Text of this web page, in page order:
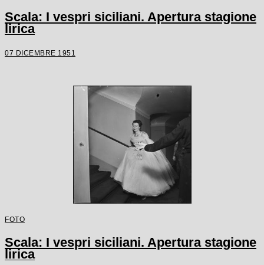
Scala: I vespri siciliani. Apertura stagione
lirica
07 DICEMBRE 1951
FOTO
Scala: I vespri siciliani. Apertura stagione
lirica